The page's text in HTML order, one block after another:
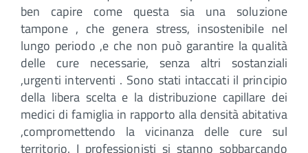
ben capire come questa sia una soluzione
tampone , che genera stress, insostenibile nel
lungo periodo ,e che non può garantire la qualità
delle cure necessarie, senza altri sostanziali
,urgenti interventi . Sono stati intaccati il principio
della libera scelta e la distribuzione capillare dei
medici di famiglia in rapporto alla densità abitativa
,compromettendo la vicinanza delle cure sul
territorio. I professionisti si stanno sobbarcando